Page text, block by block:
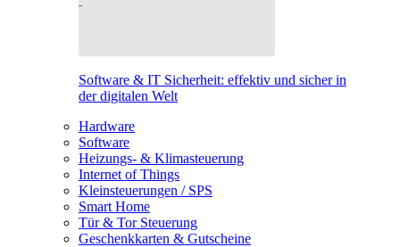
Software & IT Sicherheit: effektiv und sicher in
der digitalen Welt
Hardware
Software
Heizungs- & Klimasteuerung
Internet of Things
Kleinsteuerungen / SPS
Smart Home
Tür & Tor Steuerung
Geschenkkarten & Gutscheine